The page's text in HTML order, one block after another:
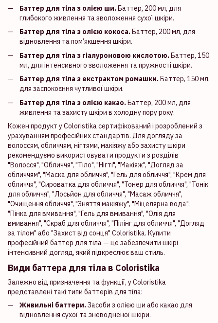
Баттер для тіла з олією ши.Баттер, 200 мл, для
глибокого живлення та зволоження сухої шкіри.
Баттер для тіла з олією кокоса. Баттер, 200 мл, для
відновлення та пом’якшення шкіри.
Баттер для тіла з гіалуроновою кислотою.Баттер, 150
мл, для інтенсивного зволоження та пружності шкіри.
Баттер для тіла з екстрактом ромашки.Баттер, 150 мл,
для заспокоєння чутливої шкіри.
Баттер для тіла з олією какао.Баттер, 200 мл, для
живлення та захисту шкіри в холодну пору року.
Кожен продукт у Coloristika сертифікований і розроблений з
урахуванням професійних стандартів. Для догляду за
волоссям, обличчям, нігтями, макіяжу або захисту шкіри
рекомендуємо використовувати продукти з розділів
"Волосся", "Обличчя", "Тіло", "Нігті", "Макіяж", "Догляд за
обличчям", "Маска для обличчя", "Гель для обличчя", "Крем для
обличчя", "Сироватка для обличчя", "Тонер для обличчя", "Тонік
для обличчя", "Лосьйон для обличчя", "Масаж обличчя",
"Очищення обличчя", "Зняття макіяжу", "Міцелярна вода",
"Пінка для вмивання", "Гель для вмивання", "Олія для
вмивання", "Скраб для обличчя", "Пілінг для обличчя", "Догляд
за тілом" або "Захист від сонця" Coloristika. Купити
професійний баттер для тіла — це забезпечити шкірі
інтенсивний догляд, який підкреслює ваш стиль.
Види баттера для тіла в Coloristika
Залежно від призначення та функції, у Coloristika
представлені такі типи баттерів для тіла:
Живильні баттери.Засоби з олією ши або какао для
відновлення сухої та зневодненої шкіри.